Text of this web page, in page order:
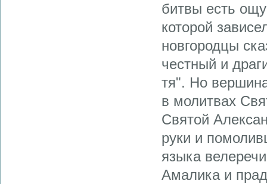
битвы есть
которой
новгородцы
честный и
тя". Но
в молитвах
Святой
руки и
языка
Амалика и